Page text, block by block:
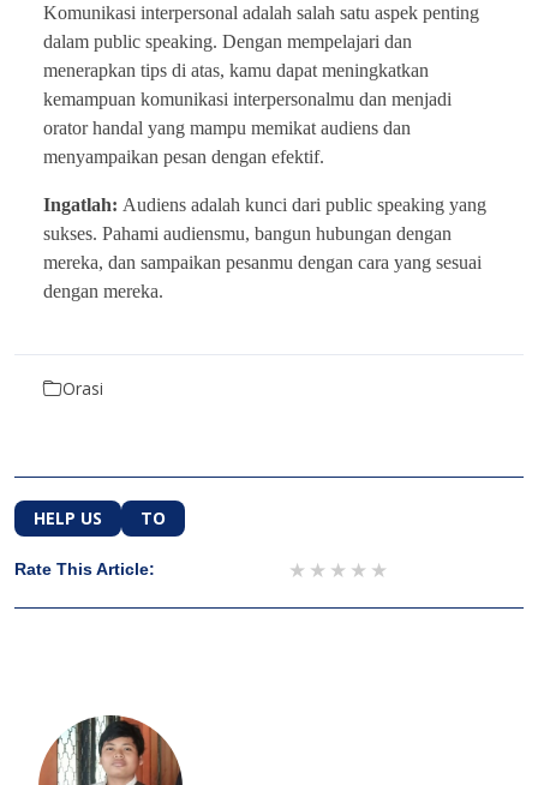
Komunikasi interpersonal adalah salah satu aspek penting
dalam public speaking. Dengan mempelajari dan
menerapkan tips di atas, kamu dapat meningkatkan
kemampuan komunikasi interpersonalmu dan menjadi
orator handal yang mampu memikat audiens dan
menyampaikan pesan dengan efektif.
Ingatlah: Audiens adalah kunci dari public speaking yang
sukses. Pahami audiensmu, bangun hubungan dengan
mereka, dan sampaikan pesanmu dengan cara yang sesuai
dengan mereka.
Orasi
HELP US TO
Rate This Article: 4 stars
3 stars
2 stars
1 star